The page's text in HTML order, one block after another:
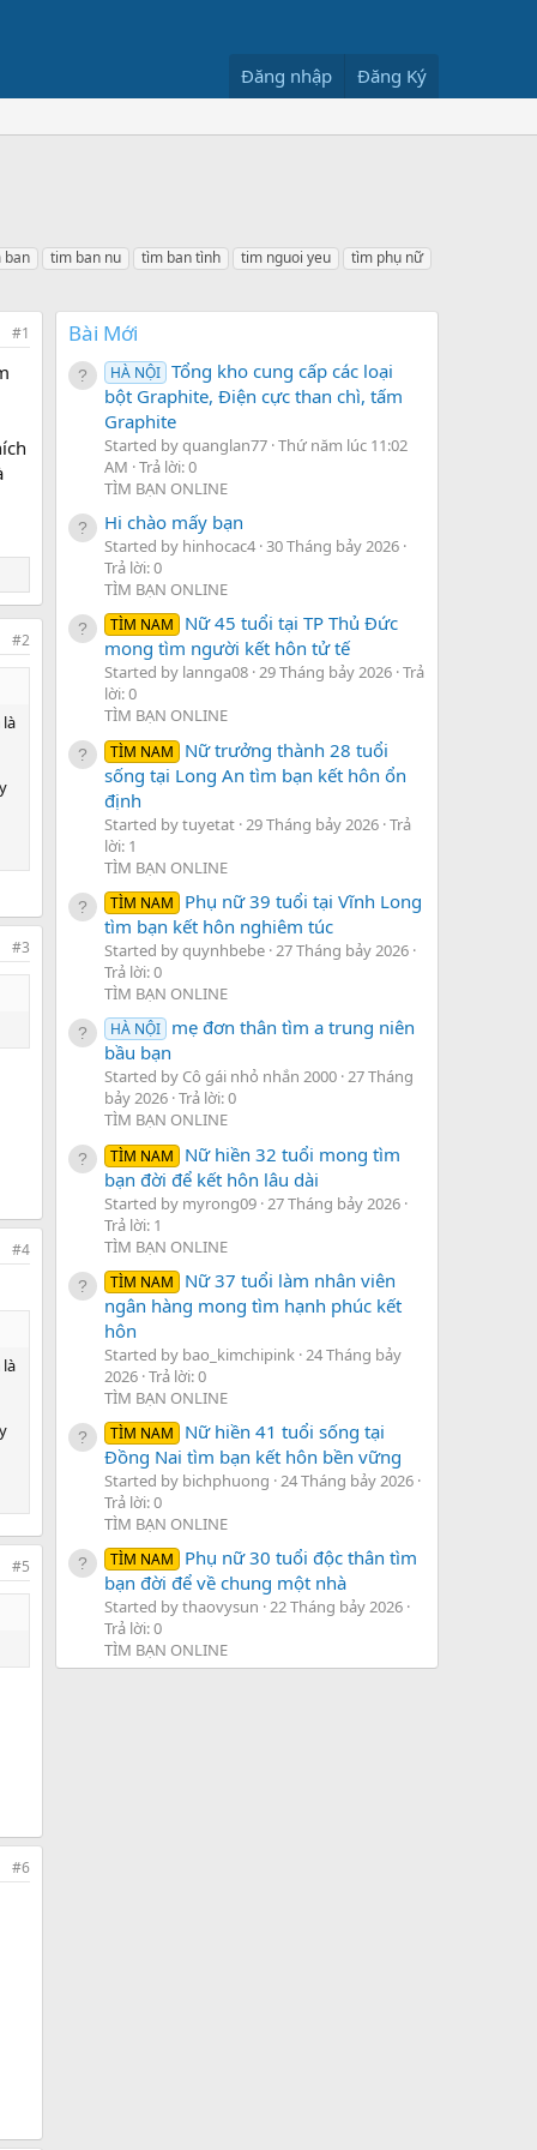
Đăng nhập Đăng Ký
ban tim ban nu tìm ban tình tim nguoi yeu
tìm phụ nữ
#1
#2
#3
#4
#5
#6
Bài Mới
HÀ NỘI Tổng kho cung cấp các loại
bột Graphite, Điện cực than chì, tấm
Graphite
Started by quanglan77 Thứ năm lúc 11:02
AM Trả lời: 0
TÌM BẠN ONLINE
Hi chào mấy bạn
Started by hinhocac4 30 Tháng bảy 2026
Trả lời: 0
TÌM BẠN ONLINE
TÌM NAM
Nữ 45 tuổi tại TP Thủ Đức
mong tìm người kết hôn tử tế
Started by lannga08 29 Tháng bảy 2026 Trả
lời: 0
TÌM BẠN ONLINE
TÌM NAM
Nữ trưởng thành 28 tuổi
sống tại Long An tìm bạn kết hôn ổn
định
Started by tuyetat 29 Tháng bảy 2026 Trả
lời: 1
TÌM BẠN ONLINE
TÌM NAM
Phụ nữ 39 tuổi tại Vĩnh Long
tìm bạn kết hôn nghiêm túc
Started by quynhbebe 27 Tháng bảy 2026
Trả lời: 0
TÌM BẠN ONLINE
HÀ NỘI mẹ đơn thân tìm a trung niên
bầu bạn
Started by Cô gái nhỏ nhắn 2000 27 Tháng
bảy 2026 Trả lời: 0
TÌM BẠN ONLINE
TÌM NAM
Nữ hiền 32 tuổi mong tìm
bạn đời để kết hôn lâu dài
Started by myrong09 27 Tháng bảy 2026
Trả lời: 1
TÌM BẠN ONLINE
TÌM NAM
Nữ 37 tuổi làm nhân viên
ngân hàng mong tìm hạnh phúc kết
hôn
Started by bao_kimchipink 24 Tháng bảy
2026 Trả lời: 0
TÌM BẠN ONLINE
TÌM NAM
Nữ hiền 41 tuổi sống tại
Đồng Nai tìm bạn kết hôn bền vững
Started by bichphuong 24 Tháng bảy 2026
Trả lời: 0
TÌM BẠN ONLINE
TÌM NAM
Phụ nữ 30 tuổi độc thân tìm
bạn đời để về chung một nhà
Started by thaovysun 22 Tháng bảy 2026
Trả lời: 0
TÌM BẠN ONLINE